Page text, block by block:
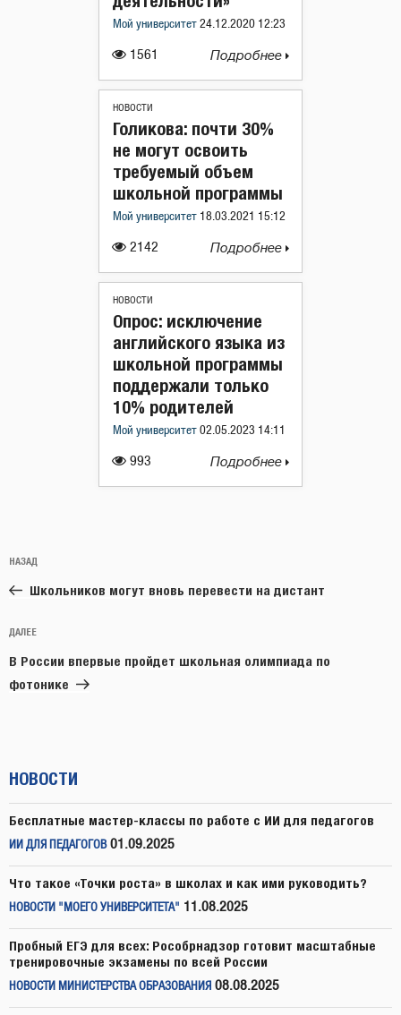
1561
Мой университет 24.12.2020 12:23
Подробнее
НОВОСТИ
2142
Голикова: почти 30%
не могут освоить
требуемый объем
школьной программы
Мой университет 18.03.2021 15:12
Подробнее
НОВОСТИ
993
Опрос: исключение
английского языка из
школьной программы
поддержали только
10% родителей
Мой университет 02.05.2023 14:11
Подробнее
по
записям
Предыдущая
запись:
НАЗАД
Школьников могут вновь перевести на дистант
Следующая
запись
ДАЛЕЕ
В России впервые пройдет школьная олимпиада по
фотонике
НОВОСТИ
Бесплатные мастер-классы по работе с ИИ для педагогов
ИИ ДЛЯ ПЕДАГОГОВ 01.09.2025
Что такое «Точки роста» в школах и как ими руководить?
НОВОСТИ "МОЕГО УНИВЕРСИТЕТА" 11.08.2025
Пробный ЕГЭ для всех: Рособрнадзор готовит масштабные
тренировочные экзамены по всей России
НОВОСТИ МИНИСТЕРСТВА ОБРАЗОВАНИЯ 08.08.2025